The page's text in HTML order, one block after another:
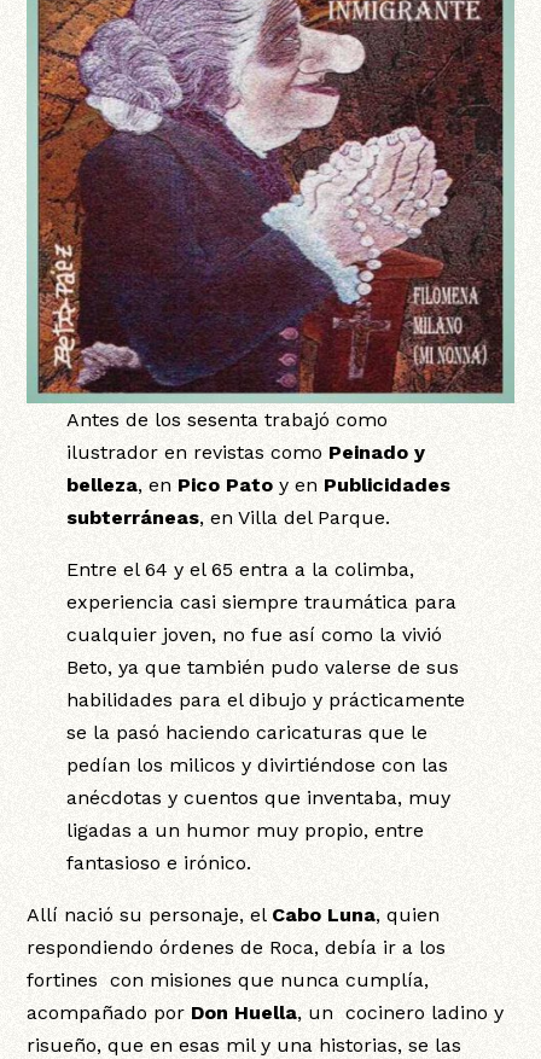
Antes de los sesenta trabajó como
ilustrador en revistas como Peinado y
belleza, en Pico Pato y en Publicidades
subterráneas, en Villa del Parque.
Entre el 64 y el 65 entra a la colimba,
experiencia casi siempre traumática para
cualquier joven, no fue así como la vivió
Beto, ya que también pudo valerse de sus
habilidades para el dibujo y prácticamente
se la pasó haciendo caricaturas que le
pedían los milicos y divirtiéndose con las
anécdotas y cuentos que inventaba, muy
ligadas a un humor muy propio, entre
fantasioso e irónico.
Allí nació su personaje, el Cabo Luna, quien
respondiendo órdenes de Roca, debía ir a los
fortines con misiones que nunca cumplía,
acompañado por Don Huella, un cocinero ladino y
risueño, que en esas mil y una historias, se las